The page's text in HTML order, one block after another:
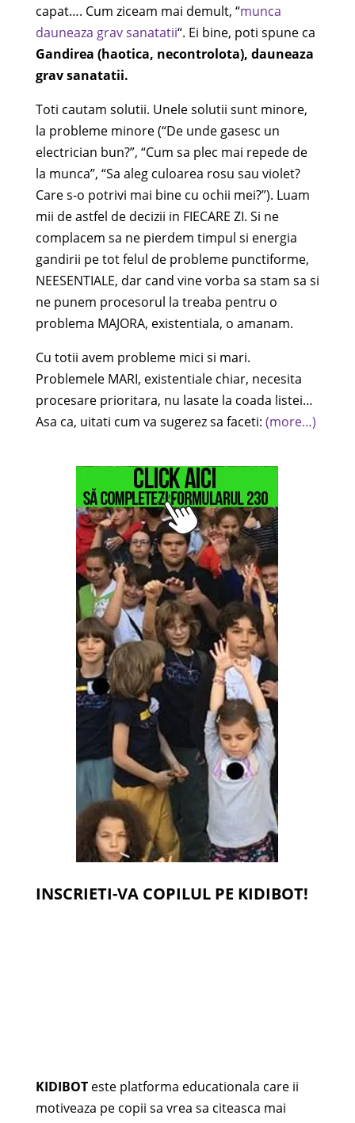
capat…. Cum ziceam mai demult, “munca
dauneaza grav sanatatii“. Ei bine, poti spune ca
Gandirea (haotica, necontrolota), dauneaza
grav sanatatii.
Toti cautam solutii. Unele solutii sunt minore,
la probleme minore (“De unde gasesc un
electrician bun?”, “Cum sa plec mai repede de
la munca”, “Sa aleg culoarea rosu sau violet?
Care s-o potrivi mai bine cu ochii mei?”). Luam
mii de astfel de decizii in FIECARE ZI. Si ne
complacem sa ne pierdem timpul si energia
gandirii pe tot felul de probleme punctiforme,
NEESENTIALE, dar cand vine vorba sa stam sa si
ne punem procesorul la treaba pentru o
problema MAJORA, existentiala, o amanam.
Cu totii avem probleme mici si mari.
Problemele MARI, existentiale chiar, necesita
procesare prioritara, nu lasate la coada listei…
Asa ca, uitati cum va sugerez sa faceti: (more…)
INSCRIETI-VA COPILUL PE KIDIBOT!
motiveaza pe copii sa vrea sa citeasca mai
mult. Ei raspund la chestionare, dovedesc ca